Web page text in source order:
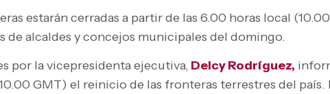
estarán cerradas a partir de las 6.00 horas local
de alcaldes y concejos municipales del domingo.
por la vicepresidenta ejecutiva, Delcy Rodríguez,
GMT) el reinicio de las fronteras terrestres del país.